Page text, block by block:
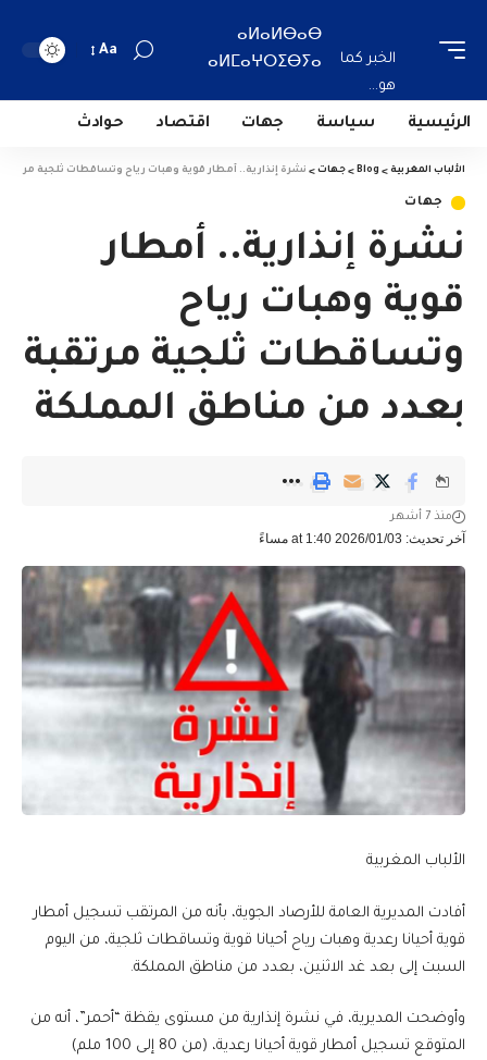
الخبر كما
هو...
ⴰⵍⴰⵍⴱⴰⴱ
ⴰⵍⵎⴰⵖⵔⵉⴱⵢⴰ
Aa
الرئيسية سياسة جهات اقتصاد حوادث
الألباب المغربية >
Blog
> جهات > نشرة إنذارية.. أمطار قوية وهبات رياح وتساقطات ثلجية
جهات
نشرة إنذارية.. أمطار
قوية وهبات رياح
وتساقطات ثلجية مرتقبة
بعدد من مناطق المملكة
آخر تحديث: 2026/01/03 at 1:40 مساءً
منذ 7 أشهر
الألباب المغربية
أفادت المديرية العامة للأرصاد الجوية، بأنه من المرتقب تسجيل أمطار
قوية أحيانا رعدية وهبات رياح أحيانا قوية وتساقطات ثلجية، من اليوم
السبت إلى بعد غد الاثنين، بعدد من مناطق المملكة.
وأوضحت المديرية، في نشرة إنذارية من مستوى يقظة “أحمر”، أنه من
المتوقع تسجيل أمطار قوية أحيانا رعدية، (من 80 إلى 100 ملم)